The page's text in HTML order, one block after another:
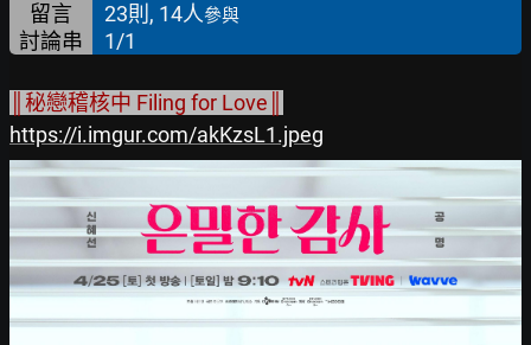
留言
23則, 14人參與
討論串 1/1
║秘戀稽核中 Filing for Love║
https://i.imgur.com/akKzsL1.jpeg